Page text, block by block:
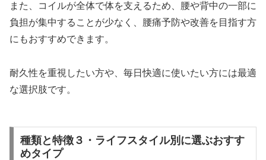
また、コイルが全体で体を支えるため、腰や背中の一部に
負担が集中することが少なく、腰痛予防や改善を目指す方
にもおすすめできます。
耐久性を重視したい方や、毎日快適に使いたい方には最適
な選択肢です。
種類と特徴３・ライフスタイル別に選ぶおすす
めタイプ